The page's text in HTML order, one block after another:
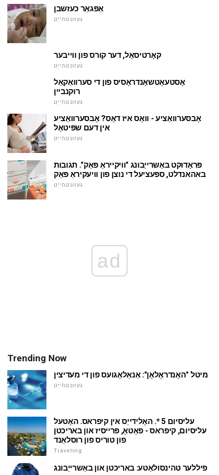
אַפּגאַר כעזשבן
געזונטהייַט
קאָרטיסאָל, דער קורס פון ווייבער
געזונטהייַט
אָסטעאָטשאָנדראָסיס פון די סערוואַקאַל
רוקנביין
געזונטהייַט
אָבסערוואַציע - וואָס איז דאָס? אָבסערוואַציע
אין דעם שפּיטאָל
געזונטהייַט
פּראָדוקט באַשרייַבונג "וויקייראַ פּאַק". תגובות
באהאנדלט, ספּעציעל די נוצן פון וויעקיראַ פּאַק
געזונטהייַט
ad
Trending Now
מיטל "האָנדראָלאָן": אַנאַלאָגועס פון די מעדיצין
געזונטהייַט
עליסיום 5 *. האָלידייַס אין קיפראס. האָטעל
עליסיום, קיפראס - פאָטאָ, פּרייסיז און באריכטן
פון טוריס פון רוסלאַנד
Traveling
פיללער טהינסולאַטע: באריכטן און באַשרייַבונג